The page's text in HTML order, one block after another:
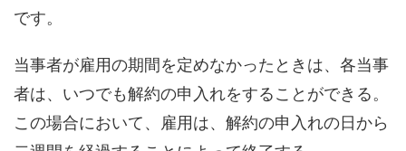
です。
当事者が雇用の期間を定めなかったときは、各当事
者は、いつでも解約の申入れをすることができる。
この場合において、雇用は、解約の申入れの日から